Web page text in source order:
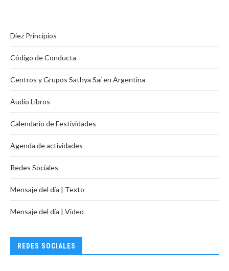
Diez Principios
Código de Conducta
Centros y Grupos Sathya Sai en Argentina
Audio Libros
Calendario de Festividades
Agenda de actividades
Redes Sociales
Mensaje del día | Texto
Mensaje del día | Video
REDES SOCIALES